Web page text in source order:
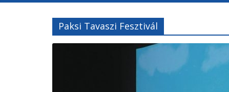
Kistérségi
Televízió
honlapja
Paksi Tavaszi Fesztivál